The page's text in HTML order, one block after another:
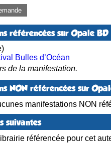
référencées sur Opale BD
Bulles d’Océan
de la manifestation.
NON référencées sur
manifestations NON
suivantes
référencée pour cet